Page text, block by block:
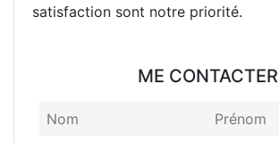
satisfaction sont notre priorité.
ME CONTACTER